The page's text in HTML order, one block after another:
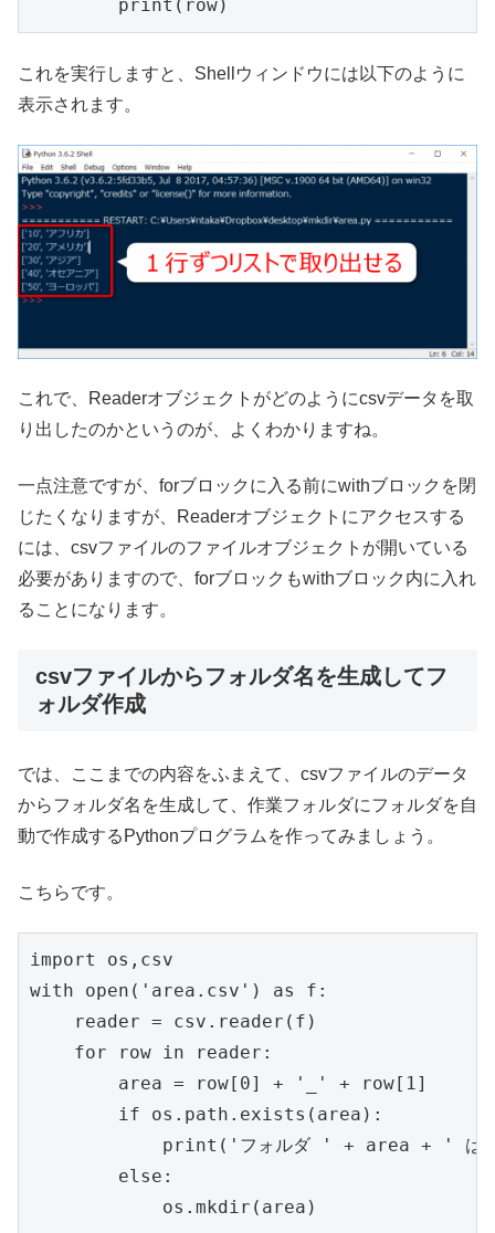
これを実行しますと、Shellウィンドウには以下のように
表示されます。
これで、Readerオブジェクトがどのようにcsvデータを取
り出したのかというのが、よくわかりますね。
一点注意ですが、forブロックに入る前にwithブロックを閉
じたくなりますが、Readerオブジェクトにアクセスする
には、csvファイルのファイルオブジェクトが開いている
必要がありますので、forブロックもwithブロック内に入れ
ることになります。
csvファイルからフォルダ名を生成してフ
ォルダ作成
では、ここまでの内容をふまえて、csvファイルのデータ
からフォルダ名を生成して、作業フォルダにフォルダを自
動で作成するPythonプログラムを作ってみましょう。
こちらです。
import os,csv
with open('area.csv') as f:
    reader = csv.reader(f)
    for row in reader:
        area = row[0] + '_' + row[1]
        if os.path.exists(area):
print('フォルダ ' + area + ' は既
        else: